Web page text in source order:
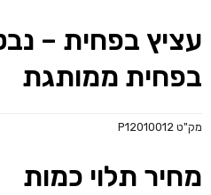
עציץ בפחית –
בפחית ממותגת
מק"ט P12010012
מחיר תלוי כמות